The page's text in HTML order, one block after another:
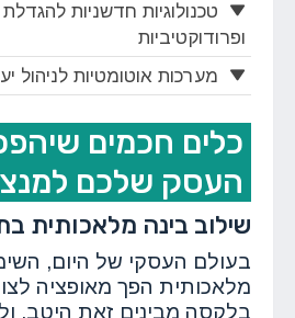
טכנולוגיות חדשניות להגדלת
ופרודוקטיביות
מערכות אוטומטיות לניהול
כלים חכמים
העסק שלכם
שילוב בינה מלאכותית
בעולם העסקי של היום,
מלאכותית הפך מאופציה
בלקסה מבינים זאת היטב,